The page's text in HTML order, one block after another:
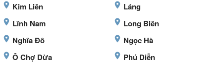
Kim Liên
Láng
Lĩnh Nam
Long Biên
Nghĩa Đô
Ngọc Hà
Ô Chợ Dừa
Phú Diễn